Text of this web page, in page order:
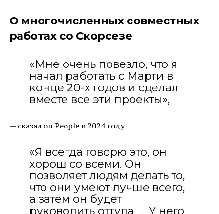
О многочисленных совместных
работах со Скорсезе
«Мне очень повезло, что я
начал работать с Марти в
конце 20-х годов и сделал
вместе все эти проекты»,
— сказал он People в 2024 году.
«Я всегда говорю это, он
хорош со всеми. Он
позволяет людям делать то,
что они умеют лучше всего,
а затем он будет
руководить оттуда. … У него